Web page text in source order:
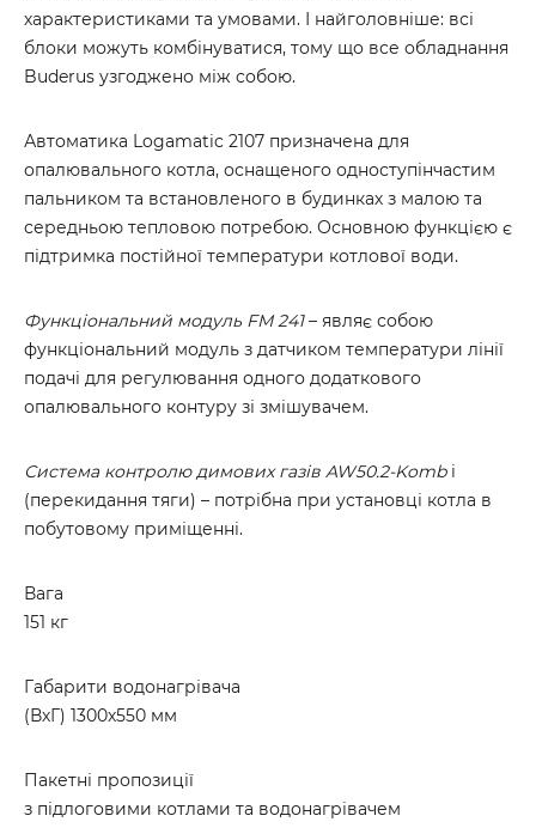
характеристиками та умовами. І найголовніше: всі
блоки можуть комбінуватися, тому що все обладнання
Buderus узгоджено між собою.
Автоматика Logamatic 2107 призначена для
опалювального котла, оснащеного одноступінчастим
пальником та встановленого в будинках з малою та
середньою тепловою потребою. Основною функцією є
підтримка постійної температури котлової води.
Функціональний модуль FM 241– являє собою
функціональний модуль з датчиком температури лінії
подачі для регулювання одного додаткового
опалювального контуру зі змішувачем.
Система контролю димових газів AW50.2-Kombi
(перекидання тяги) – потрібна при установці котла в
побутовому приміщенні.
Вага
151 кг
Габарити водонагрівача
(ВхГ) 1300х550 мм
Пакетні пропозиції
з підлоговими котлами та водонагрівачем